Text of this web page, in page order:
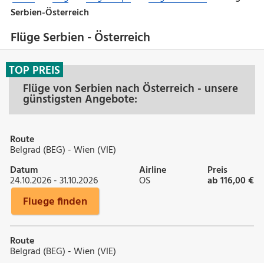
Flüge Serbien - Österreich
Flüge von Serbien nach Österreich - unsere
günstigsten Angebote:
TOP PREIS
Route
Belgrad (BEG) - Wien (VIE)
Datum
24.10.2026 - 31.10.2026
Airline
OS
Preis
ab 116,00 €
Fluege finden
Route
Belgrad (BEG) - Wien (VIE)